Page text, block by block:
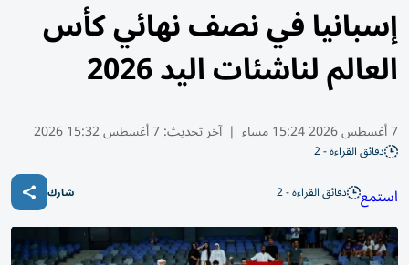
إسبانيا في نصف نهائي كأس
العالم لناشئات اليد 2026
7 أغسطس 2026 15:24 مساء | آخر تحديث:7 أغسطس 15:32 2026
دقائق القراءة - 2
استمع دقائق القراءة - 2 شارك